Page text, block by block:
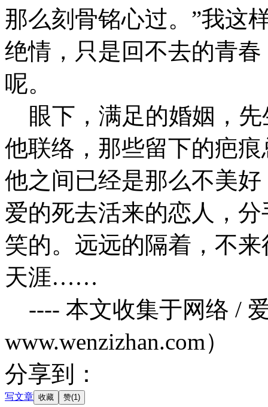
那么刻骨铭心过。”我这
绝情，只是回不去的青
呢。
眼下，满足的婚姻，
他联络，那些留下的疤
他之间已经是那么不美
爱的死去活来的恋人，
笑的。远远的隔着，不
天涯……
---- 本文收集于网络 /
www.wenzizhan.com）
分享到：
写文章